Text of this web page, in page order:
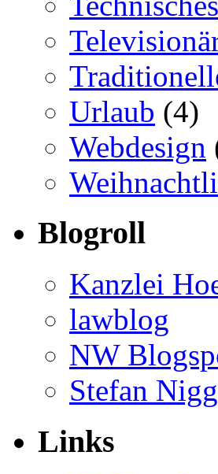
Urlaub (4)
Webdesign
Blogroll
Kanzlei
lawblog
NW
Stefan
Links